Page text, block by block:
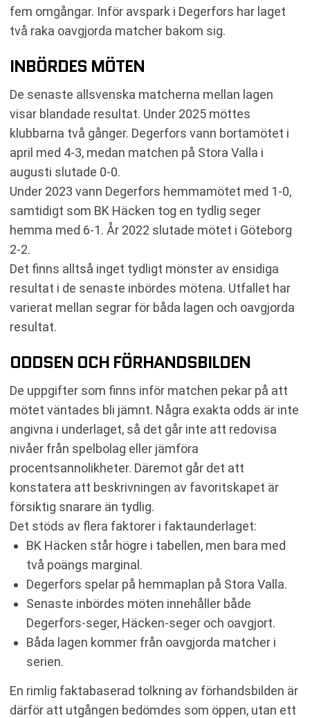
fem omgångar. Inför avspark i Degerfors har laget
två raka oavgjorda matcher bakom sig.
INBÖRDES MÖTEN
De senaste allsvenska matcherna mellan lagen
visar blandade resultat. Under 2025 möttes
klubbarna två gånger. Degerfors vann bortamötet i
april med 4-3, medan matchen på Stora Valla i
augusti slutade 0-0.
Under 2023 vann Degerfors hemmamötet med 1-0,
samtidigt som BK Häcken tog en tydlig seger
hemma med 6-1. År 2022 slutade mötet i Göteborg
2-2.
Det finns alltså inget tydligt mönster av ensidiga
resultat i de senaste inbördes mötena. Utfallet har
varierat mellan segrar för båda lagen och oavgjorda
resultat.
ODDSEN OCH FÖRHANDSBILDEN
De uppgifter som finns inför matchen pekar på att
mötet väntades bli jämnt. Några exakta odds är inte
angivna i underlaget, så det går inte att redovisa
nivåer från spelbolag eller jämföra
procentsannolikheter. Däremot går det att
konstatera att beskrivningen av favoritskapet är
försiktig snarare än tydlig.
Det stöds av flera faktorer i faktaunderlaget:
BK Häcken står högre i tabellen, men bara med
två poängs marginal.
Degerfors spelar på hemmaplan på Stora Valla.
Senaste inbördes möten innehåller både
Degerfors-seger, Häcken-seger och oavgjort.
Båda lagen kommer från oavgjorda matcher i
serien.
En rimlig faktabaserad tolkning av förhandsbilden är
därför att utgången bedömdes som öppen, utan ett